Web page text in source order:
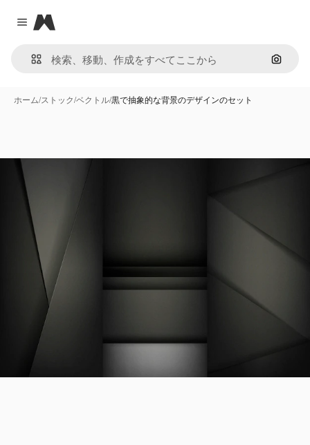
Close menu
Magnific
画像で
ホーム/ストック/ベクトル/黒で抽象的な背景のデザインのセット